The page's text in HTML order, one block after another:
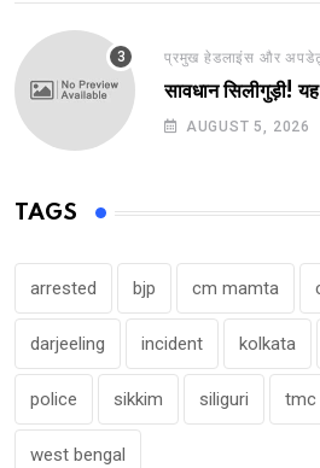
प्रमुख हेडलाइंस और
सावधान सिलीगुड़ी!
AUGUST 5, 2026
TAGS
arrested bjp cm mamta
darjeeling incident kolkata
police sikkim siliguri tmc
west bengal